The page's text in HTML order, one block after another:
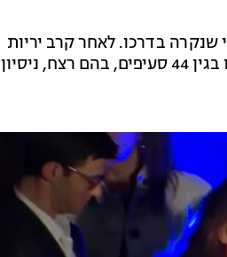
שנקרה בדרכו. לאחר קרב יריות
נגדו בגין 44 סעיפים, בהם רצח, ניסיון